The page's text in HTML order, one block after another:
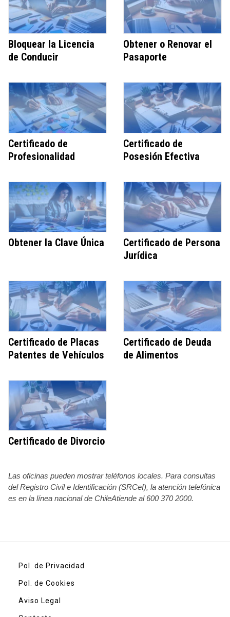
Bloquear la Licencia
de Conducir
Obtener o Renovar el
Pasaporte
Certificado de
Profesionalidad
Certificado de
Posesión Efectiva
Obtener la Clave Única
Certificado de Persona
Jurídica
Certificado de Placas
Patentes de Vehículos
Certificado de Deuda
de Alimentos
Certificado de Divorcio
Las oficinas pueden mostrar teléfonos locales. Para consultas
del Registro Civil e Identificación (SRCeI), la atención telefónica
es en la línea nacional de ChileAtiende al 600 370 2000.
Pol. de Privacidad
Pol. de Cookies
Aviso Legal